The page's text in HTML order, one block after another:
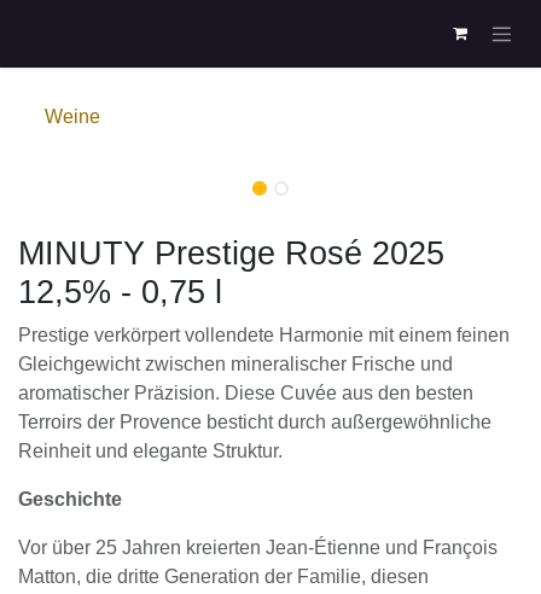
Weine
MINUTY Prestige Rosé 2025
12,5% - 0,75 l
Prestige verkörpert vollendete Harmonie mit einem feinen
Gleichgewicht zwischen mineralischer Frische und
aromatischer Präzision. Diese Cuvée aus den besten
Terroirs der Provence besticht durch außergewöhnliche
Reinheit und elegante Struktur.
Geschichte
Vor über 25 Jahren kreierten Jean-Étienne und François
Matton, die dritte Generation der Familie, diesen